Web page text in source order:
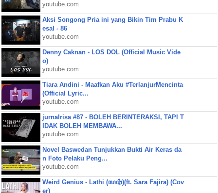
youtube.com
Aksi Songong Pria ini yang Bikin Tim Prabu K
esal - 86
youtube.com
Denny Caknan - LOS DOL (Official Music Vide
o)
youtube.com
Tiara Andini - Maafkan Aku #TerlanjurMencinta
(Official Lyric...
youtube.com
jurnalrisa #87 - BOLEH BERINTERAKSI, TAPI T
IDAK BOLEH MEMBAWA...
youtube.com
Novel Baswedan Tunjukkan Bukti Air Keras da
n Foto Pelaku Peng...
youtube.com
Weird Genius - Lathi (ꦭꦛꦶ)(ft. Sara Fajira) (Cov
er)